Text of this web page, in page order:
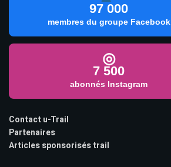
97 000
membres du groupe Facebook
◎
7 500
abonnés Instagram
Contact u-Trail
Partenaires
Articles sponsorisés trail